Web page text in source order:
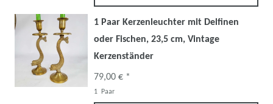
1 Paar Kerzenleuchter mit Delfinen
oder Fischen, 23,5 cm, Vintage
Kerzenständer
79,00 € *
1 Paar